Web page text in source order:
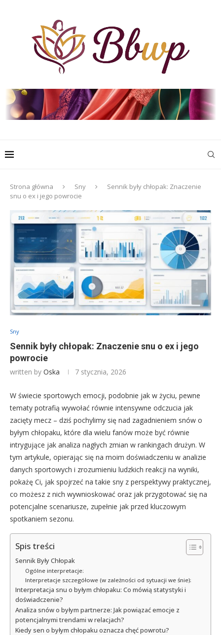
Strona główna Sny
Sennik były chłopak: Znaczenie
snu o ex i jego powrocie
Sny
Sennik były chłopak: Znaczenie snu o ex i jego
powrocie
written by Oska 7 stycznia, 2026
W świecie sportowych emocji, podobnie jak w życiu, pewne
tematy potrafią wywołać równie intensywne odczucia jak
zacięty mecz – dziś pochylimy się nad zagadnieniem snów o
byłym chłopaku, które dla wielu fanów może być równie
intrygujące jak analiza nagłych zmian w rankingach drużyn. W
tym artykule, opierając się na moim doświadczeniu w analizie
danych sportowych i zrozumieniu ludzkich reakcji na wyniki,
pokażę Ci, jak spojrzeć na takie sny z perspektywy praktycznej,
co możesz z nich wywnioskować oraz jak przygotować się na
potencjalne scenariusze, zupełnie jak przed kluczowym
spotkaniem sezonu.
Spis treści
Sennik Były Chłopak
Ogólne interpretacje:
Interpretacje szczegółowe (w zależności od sytuacji we śnie):
Interpretacja snu o byłym chłopaku: Co mówią statystyki i
doświadczenie?
Analiza snów o byłym partnerze: Jak powiązać emocje z
potencjalnymi trendami w relacjach?
Kiedy sen o byłym chłopaku oznacza chęć powrotu?